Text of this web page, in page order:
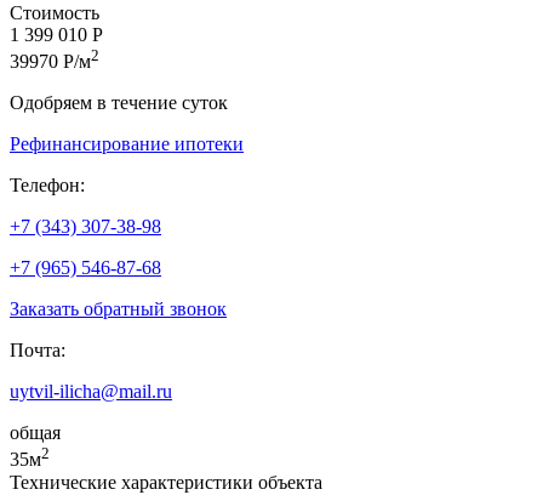
Стоимость
1 399 010 Р
39970 Р/м2
Одобряем в течение суток
Рефинансирование ипотеки
Телефон:
+7 (343) 307-38-98
+7 (965) 546-87-68
Заказать обратный звонок
Почта:
uytvil-ilicha@mail.ru
общая
35м2
Технические характеристики объекта